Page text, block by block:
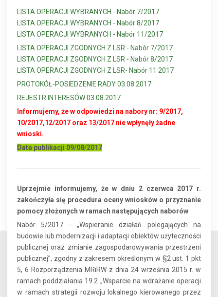
LISTA OPERACJI WYBRANYCH - Nabór 7/2017
LISTA OPERACJI WYBRANYCH - Nabór 8/2017
LISTA OPERACJI WYBRANYCH - Nabór 11/2017
LISTA OPERACJI ZGODNYCH Z LSR - Nabór 7/2017
LISTA OPERACJI ZGODNYCH Z LSR - Nabór 8/2017
LISTA OPERACJI ZGODNYCH Z LSR- Nabór 11 2017
PROTOKÓŁ-POSIEDZENIE RADY 03.08.2017
REJESTR INTERESÓW 03.08.2017
Informujemy, że w odpowiedzi na nabory nr: 9/2017,
10/2017,12/2017 oraz 13/2017 nie wpłynęły żadne
wnioski.
Data publikacji 09/08/2017
Uprzejmie informujemy, że w dniu 2 czerwca 2017 r.
zakończyła się procedura oceny wniosków o przyznanie
pomocy złożonych w ramach następujących naborów
Nabór 5/2017 - „Wspieranie działań polegających na
budowie lub modernizacji i adaptacji obiektów użyteczności
publicznej oraz zmianie zagospodarowywania przestrzeni
publicznej”, zgodny z zakresem określonym w §2 ust. 1 pkt
5, 6 Rozporządzenia MRiRW z dnia 24 września 2015 r. w
ramach poddziałania 19.2 „Wsparcie na wdrażanie operacji
w ramach strategii rozwoju lokalnego kierowanego przez